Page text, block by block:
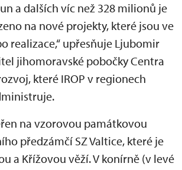
a dalších víc než 328 milionů je
na nové projekty, které jsou ve
realizace,“ upřesňuje Ljubomir
jihomoravské pobočky Centra
které IROP v regionech
na vzorovou památkovou
předzámčí SZ Valtice, které je
a Křížovou věží. V konírně (v levé